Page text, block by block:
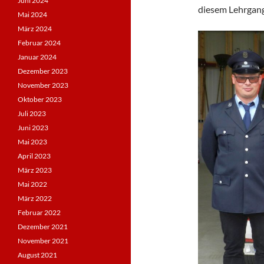
diesem
Mai 2024
März 2024
Februar 2024
Januar 2024
Dezember 2023
November 2023
Oktober 2023
Juli 2023
Juni 2023
Mai 2023
April 2023
März 2023
Mai 2022
März 2022
Februar 2022
Dezember 2021
November 2021
August 2021